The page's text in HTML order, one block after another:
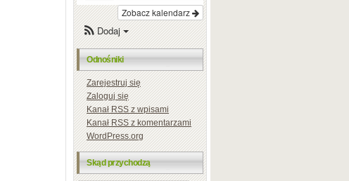
Zobacz kalendarz
Dodaj
Odnośniki
Zarejestruj się
Zaloguj się
KanałRSSz wpisami
KanałRSSz komentarzami
WordPress.org
Skąd przychodzą